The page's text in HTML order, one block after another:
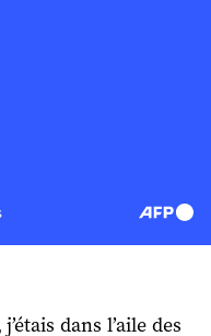
dans l’aile des